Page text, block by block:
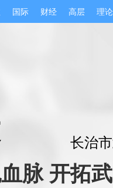
国际 财经 高层 理论
长治
脉 开拓